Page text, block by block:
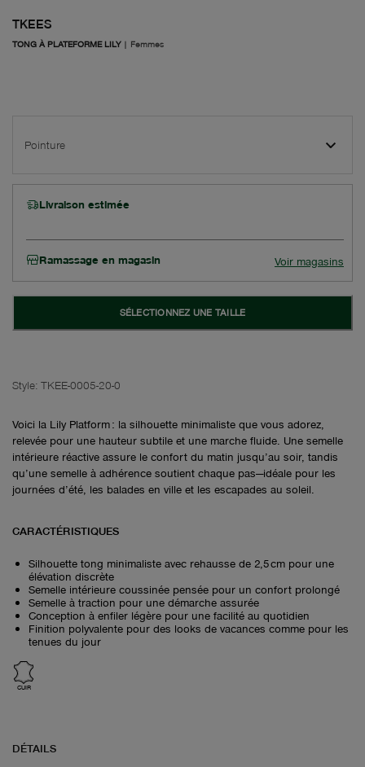
TKEES
TONG À PLATEFORME LILY| Femmes
Pointure
Livraison estimée
Ramassage en magasin Voir magasins
SÉLECTIONNEZ UNE TAILLE
Style: TKEE-0005-20-0
Voici la Lily Platform : la silhouette minimaliste que vous adorez,
relevée pour une hauteur subtile et une marche fluide. Une semelle
intérieure réactive assure le confort du matin jusqu’au soir, tandis
qu’une semelle à adhérence soutient chaque pas—idéale pour les
journées d’été, les balades en ville et les escapades au soleil.
CARACTÉRISTIQUES
Silhouette tong minimaliste avec rehausse de 2,5 cm pour une
élévation discrète
Semelle intérieure coussinée pensée pour un confort prolongé
Semelle à traction pour une démarche assurée
Conception à enfiler légère pour une facilité au quotidien
Finition polyvalente pour des looks de vacances comme pour les
tenues du jour
CUIR
DÉTAILS